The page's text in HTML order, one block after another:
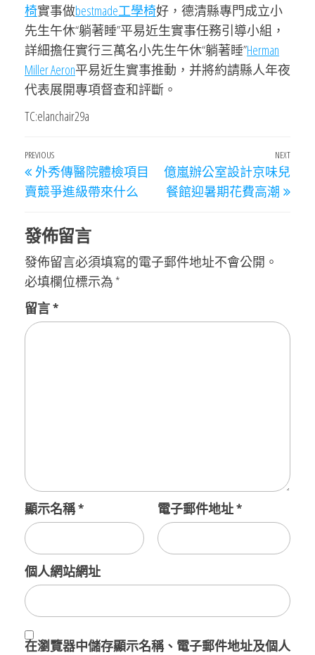
椅實事做bestmade工學椅好，德清縣專門成立小
先生午休“躺著睡”平易近生實事任務引導小組，
詳細擔任實行三萬名小先生午休“躺著睡”Herman
Miller Aeron平易近生實事推動，并將約請縣人年夜
代表展開專項督查和評斷。
TC:elanchair29a
文
章
導
覽
Previous
Post
PREVIOUS
外秀傳醫院體檢項目
賣競爭進級帶來什么
Next
NEXT
億嵐辦公室設計京味兒
餐館迎暑期花費高潮
發佈留言
發佈留言必須填寫的電子郵件地址不會公開。
必填欄位標示為 *
留言*
顯示名稱* 電子郵件地址*
個人網站網址
在瀏覽器中儲存顯示名稱、電子郵件地址及個人